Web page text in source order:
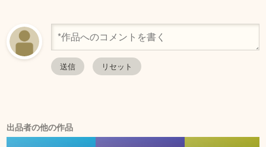
出品者の他の作品